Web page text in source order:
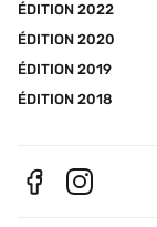
ÉDITION 2022
ÉDITION 2020
ÉDITION 2019
ÉDITION 2018